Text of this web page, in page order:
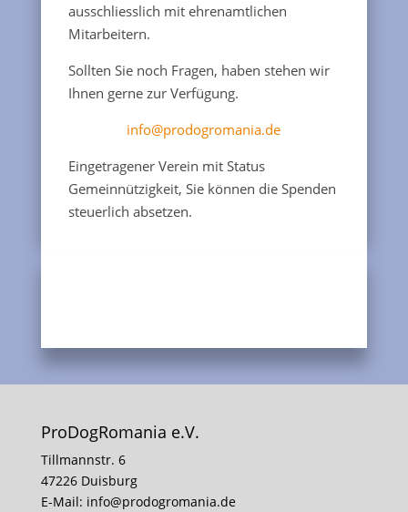
ausschliesslich mit ehrenamtlichen
Mitarbeitern.
Sollten Sie noch Fragen, haben stehen wir
Ihnen gerne zur Verfügung.
info@prodogromania.de
Eingetragener Verein mit Status
Gemeinnützigkeit, Sie können die Spenden
steuerlich absetzen.
ProDogRomania e.V.
Tillmannstr. 6
47226 Duisburg
E-Mail: info@prodogromania.de